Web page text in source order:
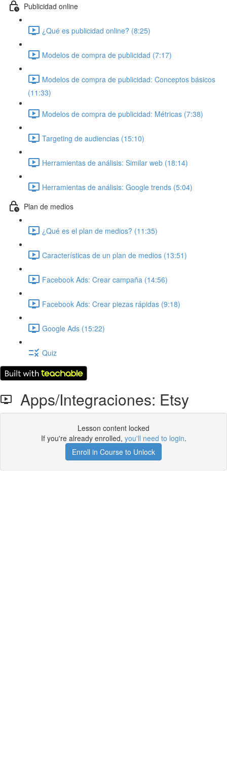
Publicidad online
¿Qué es publicidad online? (8:25)
Modelos de compra de publicidad (7:17)
Modelos de compra de publicidad: Conceptos básicos
(11:33)
Modelos de compra de publicidad: Métricas (7:38)
Targeting de audiencias (15:10)
Herramientas de análisis: Similar web (18:14)
Herramientas de análisis: Google trends (5:04)
Plan de medios
¿Qué es el plan de medios? (11:35)
Características de un plan de medios (13:51)
Facebook Ads: Crear campaña (14:56)
Facebook Ads: Crear piezas rápidas (9:18)
Google Ads (15:22)
Quiz
Apps/Integraciones: Etsy
Lesson content locked
If you're already enrolled, you'll need to login.
Enroll in Course to Unlock